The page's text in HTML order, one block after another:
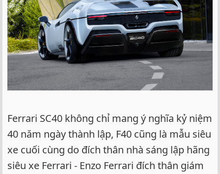
Ferrari SC40 không chỉ mang ý nghĩa kỷ niệm
40 năm ngày thành lập, F40 cũng là mẫu siêu
xe cuối cùng do đích thân nhà sáng lập hãng
siêu xe Ferrari - Enzo Ferrari đích thân giám